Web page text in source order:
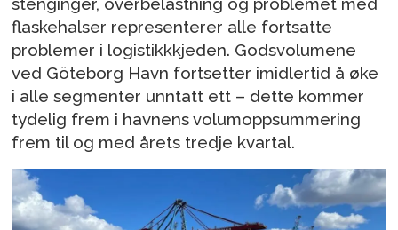
flaskehalser representerer alle fortsatte
problemer i logistikkkjeden. Godsvolumene
ved Göteborg Havn fortsetter imidlertid å øke
i alle segmenter unntatt ett – dette kommer
tydelig frem i havnens volumoppsummering
frem til og med årets tredje kvartal.